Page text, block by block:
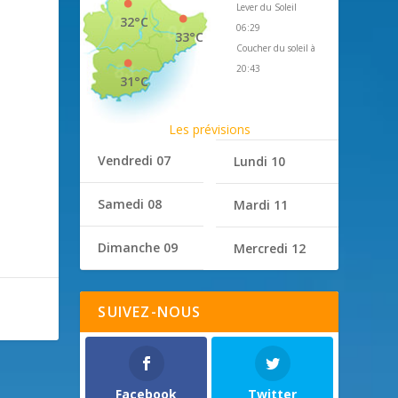
33°C
32°C
31°C
Lever du Soleil
06:29
Coucher du soleil à
20:43
Les prévisions
Vendredi 07
Samedi 08
Dimanche 09
Lundi 10
Mardi 11
Mercredi 12
SUIVEZ-NOUS
Facebook Twitter